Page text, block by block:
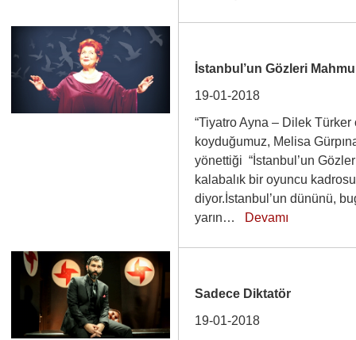
İstanbul’un Gözleri
19-01-2018
“Tiyatro Ayna – Dilek
koyduğumuz, Melisa
yönettiği “İstanbul’un
kalabalık bir oyuncu
diyor.İstanbul’un dününü,
yarın… Devamı
Sadece Diktatör
19-01-2018